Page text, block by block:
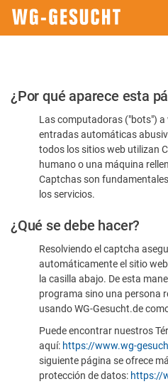
Por
favor,
confirme
humano
¿Por qué aparece esta
Las computadoras ("bots") a
entradas automáticas
todos los sitios web utilizan
humano o una máquina
Captchas son
los servicios.
¿Qué se debe hacer?
Resolviendo el captcha
automáticamente el sitio
la casilla abajo. De esta
programa sino una persona
usando WG-Gesucht.de
Puede encontrar nuestros
aquí: https://www.wg-
siguiente página se ofrece
protección de datos: https://